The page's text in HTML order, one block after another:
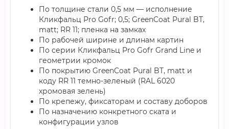
По толщине стали 0,5 мм — исполнение
Кликфальц Pro Gofr; 0,5; GreenCoat Pural BT,
matt; RR 11; пленка на замках
По рабочей ширине и длинам картин
По серии Кликфальц Pro Gofr Grand Line и
геометрии кромок
По покрытию GreenCoat Pural BT, matt и
коду RR 11 темно-зеленый (RAL 6020
хромовая зелень)
По крепежу, фиксаторам и составу доборов
По назначению конкретного ската и
конфигурации узлов